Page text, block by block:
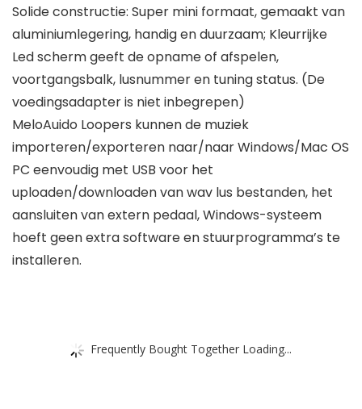
Solide constructie: Super mini formaat, gemaakt van
aluminiumlegering, handig en duurzaam; Kleurrijke
Led scherm geeft de opname of afspelen,
voortgangsbalk, lusnummer en tuning status. (De
voedingsadapter is niet inbegrepen)
MeloAuido Loopers kunnen de muziek
importeren/exporteren naar/naar Windows/Mac OS
PC eenvoudig met USB voor het
uploaden/downloaden van wav lus bestanden, het
aansluiten van extern pedaal, Windows-systeem
hoeft geen extra software en stuurprogramma’s te
installeren.
Frequently Bought Together Loading...